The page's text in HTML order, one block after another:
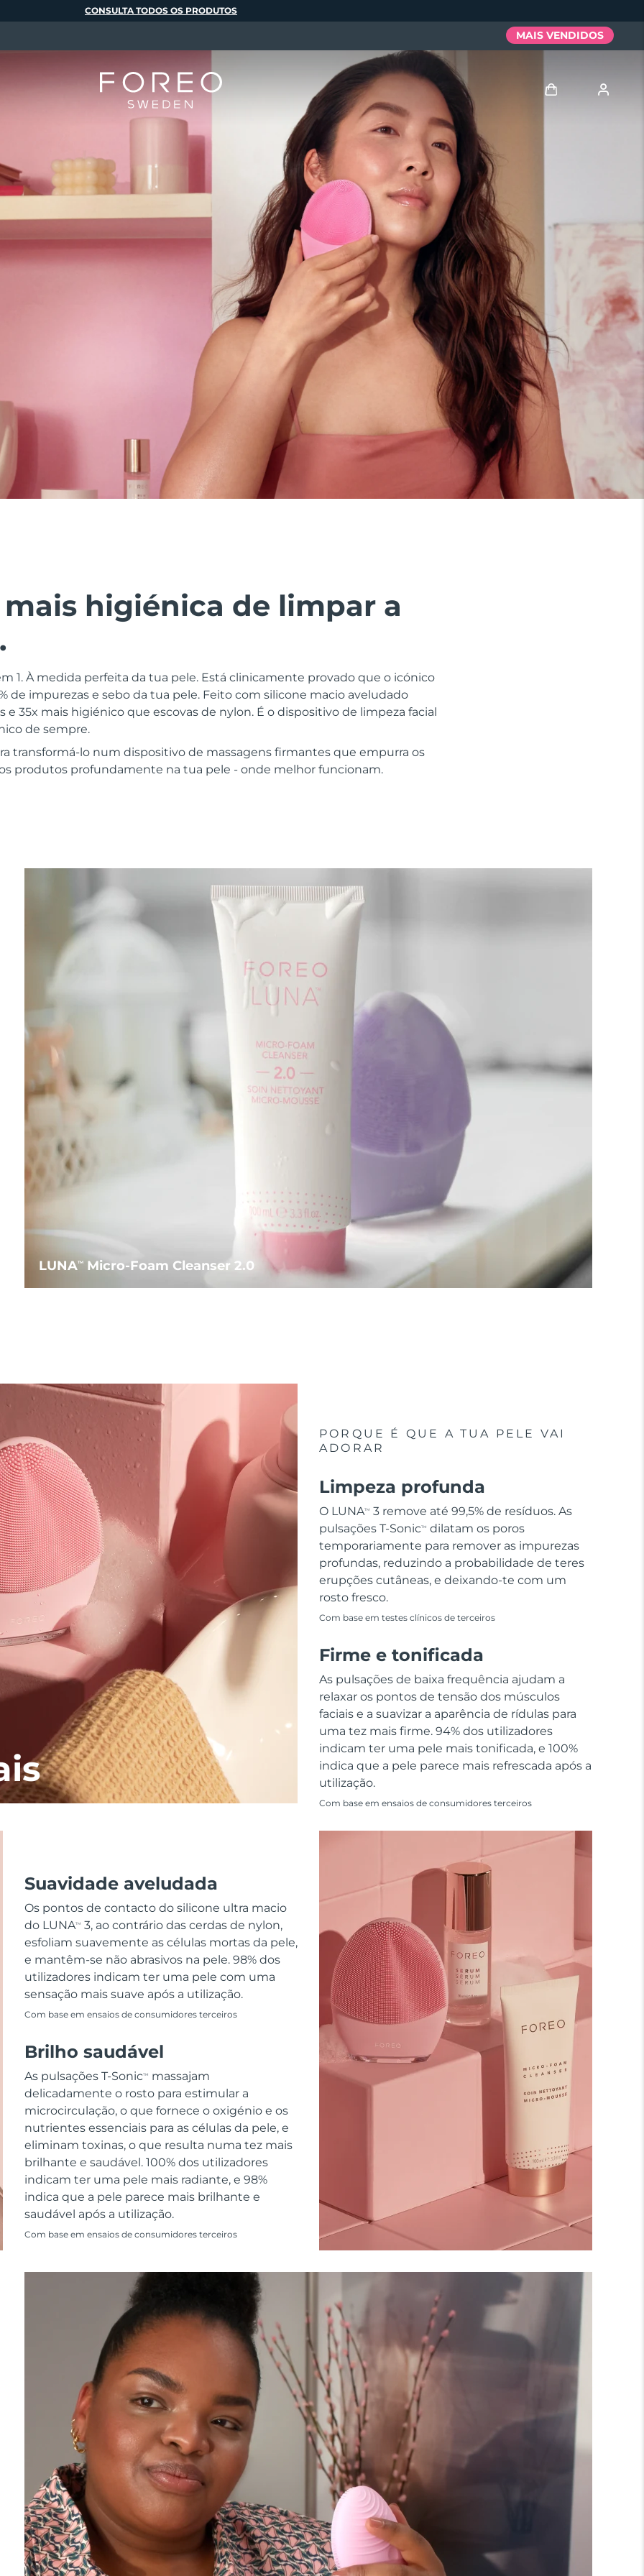
higiénica de limpar a
1. À medida perfeita da tua pele. Está clinicamente provado que o icónico
de impurezas e sebo da tua pele. Feito com silicone macio aveludado
e 35x mais higiénico que escovas de nylon. É o dispositivo de limpeza facial
de sempre.
transformá-lo num dispositivo de massagens firmantes que empurra os
produtos profundamente na tua pele - onde melhor funcionam.
LUNATMMicro-Foam Cleanser 2.0
PORQUE É QUE A TUA PELE VAI
ADORAR
Limpeza profunda
O LUNATM
3 remove até 99,5% de resíduos. As
pulsações T-SonicTM
dilatam os poros
temporariamente para remover as impurezas
profundas, reduzindo a probabilidade de teres
erupções cutâneas, e deixando-te com um
rosto fresco.
Com base em testes clínicos de terceiros
Firme e tonificada
As pulsações de baixa frequência ajudam a
relaxar os pontos de tensão dos músculos
faciais e a suavizar a aparência de rídulas para
uma tez mais firme. 94% dos utilizadores
indicam ter uma pele mais tonificada, e 100%
indica que a pele parece mais refrescada após a
utilização.
Com base em ensaios de consumidores terceiros
Suavidade aveludada
Os pontos de contacto do silicone ultra macio
do LUNATM
3, ao contrário das cerdas de nylon,
esfoliam suavemente as células mortas da pele,
e mantêm-se não abrasivos na pele. 98% dos
utilizadores indicam ter uma pele com uma
sensação mais suave após a utilização.
Com base em ensaios de consumidores terceiros
Brilho saudável
As pulsações T-SonicTM
massajam
delicadamente o rosto para estimular a
microcirculação, o que fornece o oxigénio e os
nutrientes essenciais para as células da pele, e
eliminam toxinas, o que resulta numa tez mais
brilhante e saudável. 100% dos utilizadores
indicam ter uma pele mais radiante, e 98%
indica que a pele parece mais brilhante e
saudável após a utilização.
Com base em ensaios de consumidores terceiros
CONSULTA TODOS OS PRODUTOS
MAIS VENDIDOS
Meus pedidos
Meus endereços
As minhas subscrições